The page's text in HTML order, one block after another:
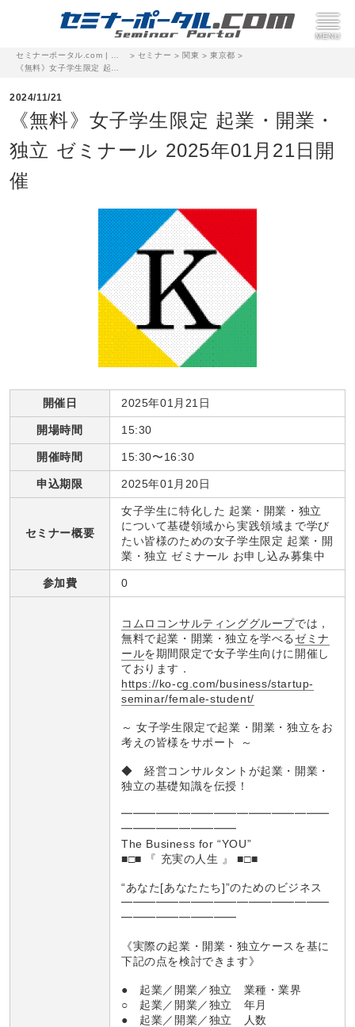
> セミナー > 関東 >東京都 >
2024/11/21
《無料》女子学生限定 起業・開業・
独立 ゼミナール 2025年01月21日開
催
開催日 2025年01月21日
開場時間 15:30
開催時間 15:30〜16:30
申込期限 2025年01月20日
セミナー概要
女子学生に特化した 起業・開業・独立
について基礎領域から実践領域まで学び
たい皆様のための女子学生限定 起業・開
業・独立 ゼミナール お申し込み募集中
参加費 0
コムロコンサルティンググループでは，
無料で起業・開業・独立を学べる ゼミナ
ールを期間限定で女子学生向けに開催し
ております．
https://ko-cg.com/business/startup-
seminar/female-student/
～ 女子学生限定で起業・開業・独立をお
考えの皆様をサポート ～
◆ 経営コンサルタントが起業・開業・
独立の基礎知識を伝授！
━━━━━━━━━━━━━━━━━━
━━━━━━━━━━
The Business for “YOU”
■□■ 『 充実の人生 』 ■□■
“あなた[あなたたち]”のためのビジネス
━━━━━━━━━━━━━━━━━━
━━━━━━━━━━
《実際の起業・開業・独立ケースを基に
下記の点を検討できます》
● 起業／開業／独立 業種・業界
○ 起業／開業／独立 年月
● 起業／開業／独立 人数